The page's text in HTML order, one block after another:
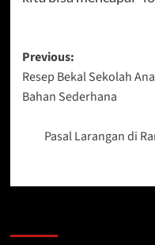
Post
navigation
Previous:
Resep Bekal Sekolah
Bahan Sederhana
Pasal Larangan di